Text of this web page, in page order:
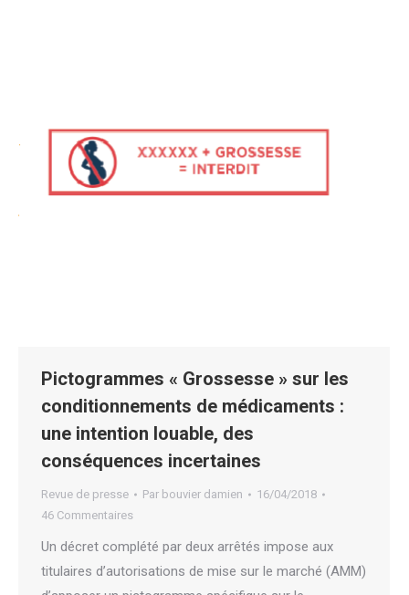
Pictogrammes « Grossesse » sur les
conditionnements de médicaments :
une intention louable, des
conséquences incertaines
Revue de presse Par bouvier damien
16/04/2018
46 Commentaires
Un décret complété par deux arrêtés impose aux
titulaires d’autorisations de mise sur le marché (AMM)